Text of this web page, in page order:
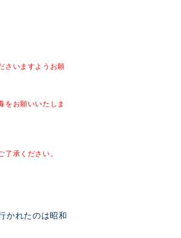
さいますようお願
をお願いいたしま
了承ください。
かれたのは昭和